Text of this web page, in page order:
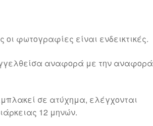
φωτογραφίες είναι ενδεικτικές.
αναφορά με την αναφορά
σε ατύχημα, ελέγχονται
12 μηνών.